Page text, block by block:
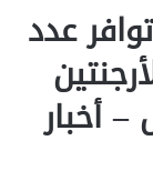
عدد
أخبار